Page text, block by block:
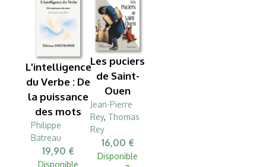
L'intelligence
du Verbe : De
la puissance
des mots
Philippe
Batreau
19,90 €
Disponible
Les puciers
de Saint-
Ouen
Jean-Pierre
Rey, Thomas
Rey
16,00 €
Disponible